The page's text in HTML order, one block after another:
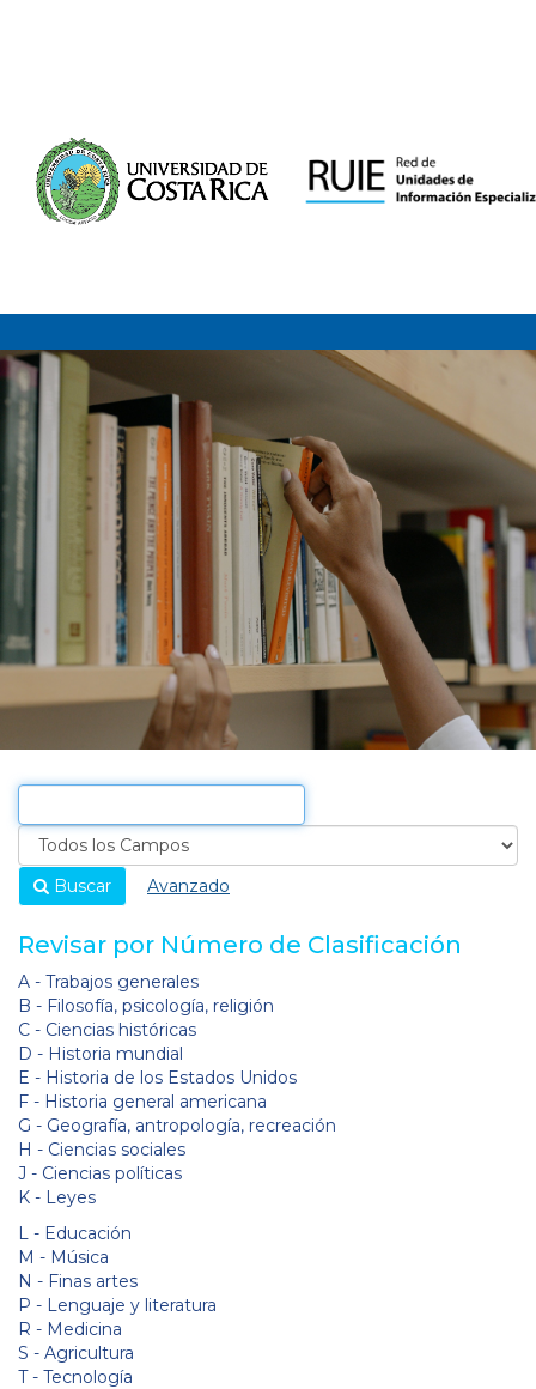
Buscar Avanzado
Revisar por Número de Clasificación
A - Trabajos generales
B - Filosofía, psicología, religión
C - Ciencias históricas
D - Historia mundial
E - Historia de los Estados Unidos
F - Historia general americana
G - Geografía, antropología, recreación
H - Ciencias sociales
J - Ciencias políticas
K - Leyes
L - Educación
M - Música
N - Finas artes
P - Lenguaje y literatura
R - Medicina
S - Agricultura
T - Tecnología